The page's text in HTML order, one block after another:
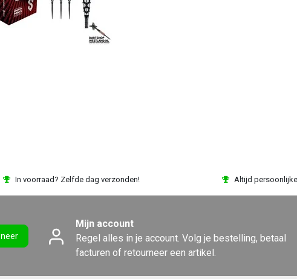
In voorraad? Zelfde dag verzonden! Altijd
Mijn account
Regel alles in je account. Volg je bestelling, betaal
facturen of retourneer een artikel.